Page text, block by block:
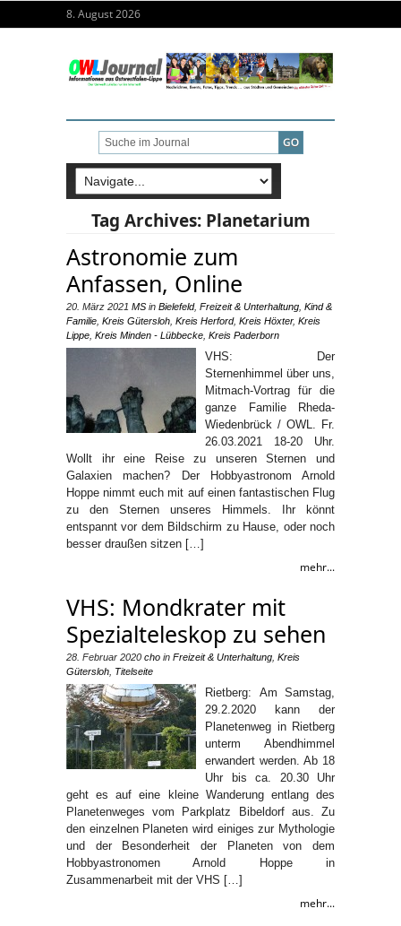
8. August 2026
Tag Archives: Planetarium
Astronomie zum
Anfassen, Online
20. März 2021 MS in Bielefeld, Freizeit & Unterhaltung Kind &
Familie Kreis Gütersloh Kreis Herford, Kreis Höxter, Kreis
Lippe Kreis Minden - Lübbecke Kreis Paderborn
VHS: Der
Sternenhimmel über uns,
Mitmach-Vortrag für die
ganze Familie Rheda-
Wiedenbrück / OWL. Fr.
26.03.2021 18-20 Uhr.
Wollt ihr eine Reise zu unseren Sternen und
Galaxien machen? Der Hobbyastronom Arnold
Hoppe nimmt euch mit auf einen fantastischen Flug
zu den Sternen unseres Himmels. Ihr könnt
entspannt vor dem Bildschirm zu Hause, oder noch
besser draußen sitzen […]
mehr...
VHS: Mondkrater mit
Spezialteleskop zu sehen
28. Februar 2020 cho in Freizeit & Unterhaltung Kreis
Gütersloh Titelseite
Rietberg: Am Samstag,
29.2.2020 kann der
Planetenweg in Rietberg
unterm Abendhimmel
erwandert werden. Ab 18
Uhr bis ca. 20.30 Uhr
geht es auf eine kleine Wanderung entlang des
Planetenweges vom Parkplatz Bibeldorf aus. Zu
den einzelnen Planeten wird einiges zur Mythologie
und der Besonderheit der Planeten von dem
Hobbyastronomen Arnold Hoppe in
Zusammenarbeit mit der VHS […]
mehr...